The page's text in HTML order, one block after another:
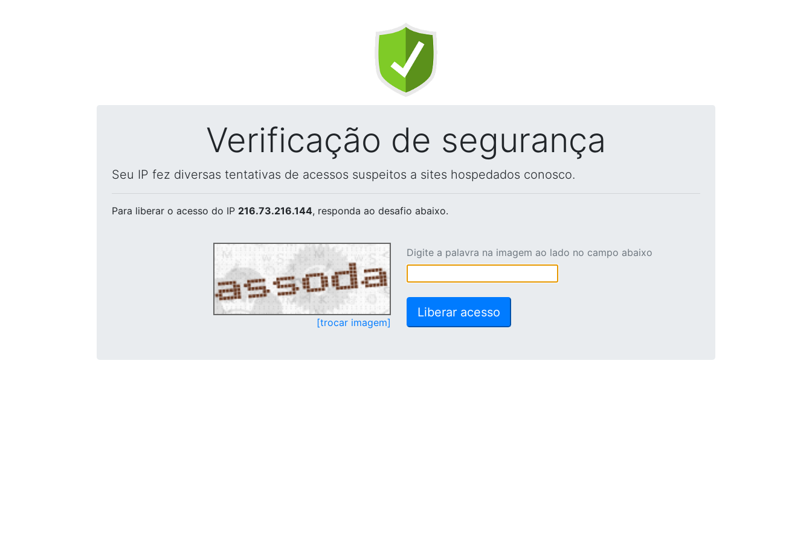
Verificação de segurança
Seu IP fez diversas tentativas de acessos suspeitos a sites hospedados conosco.
Para liberar o acesso do IP 216.73.216.144, responda ao desafio abaixo.
[trocar imagem]
Digite a palavra na imagem ao lado no campo abaixo